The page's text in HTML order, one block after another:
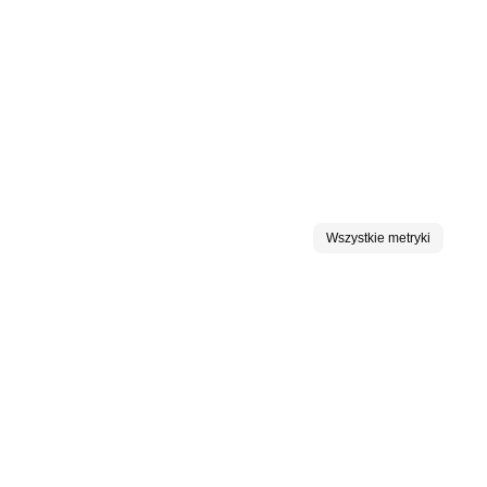
Wszystkie metryki